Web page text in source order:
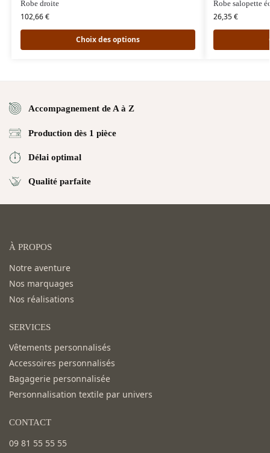
Robe droite
102,66€
Choix des options
Robe salopette
26,35€
Accompagnement de A à Z
Production dès 1 pièce
Délai optimal
Qualité parfaite
À PROPOS
Notre aventure
Nos marquages
Nos réalisations
SERVICES
Vêtements personnalisés
Accessoires personnalisés
Bagagerie personnalisée
Personnalisation textile par univers
CONTACT
09 81 55 55 55